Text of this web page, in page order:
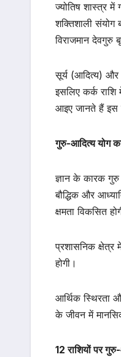
ज्योतिष शास्त्र
शक्तिशाली
विराजमान देवगुरु
सूर्य (आदित्य) और
इसलिए कर्क
आइए जानते हैं इस
गुरु-आदित्य योग
ज्ञान के कारक
बौद्धिक और
क्षमता विकसित
प्रशासनिक क्षेत्र
होगी।
आर्थिक स्थिरता
के जीवन में
12 राशियों पर